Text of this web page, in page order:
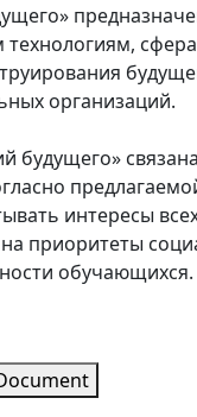
организаций.
будущего»
интересы
приоритеты
обучающихся.